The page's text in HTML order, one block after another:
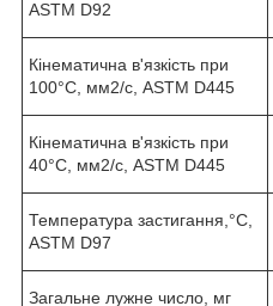
ASTM D92
Кінематична в'язкість при
100°C, мм2/с, ASTM D445
Кінематична в'язкість при
40°C, мм2/с, ASTM D445
Температура застигання,°C,
ASTM D97
Загальне лужне число, мг